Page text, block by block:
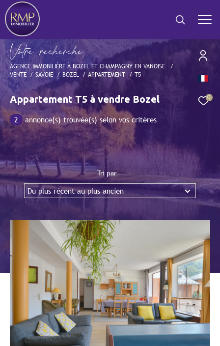
0
Votre recherche
AGENCE IMMOBILIÈRE À BOZEL ET CHAMPAGNY EN VANOISE
VENTE
SAVOIE BOZEL APPARTEMENT T5
Appartement T5 à vendre Bozel
2 annonce(s) trouvée(s) selon vos critères
Tri par
Du plus récent au plus ancien
Effectuer une recherche
et trouver le bien qui correspond à vos critères
Type
d'offre
Vente
Type
de
bien
Type de bien
Ville
Budget
Budget
Surface
Surface
Pièces
Référence